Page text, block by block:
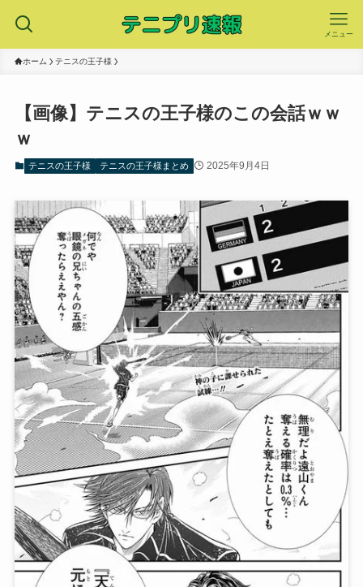
メニュー
ホーム テニスの王子様
【画像】テニスの王子様のこの会話ｗｗ
ｗ
テニスの王子様 テニスの王子様まとめ 2025年9月4日